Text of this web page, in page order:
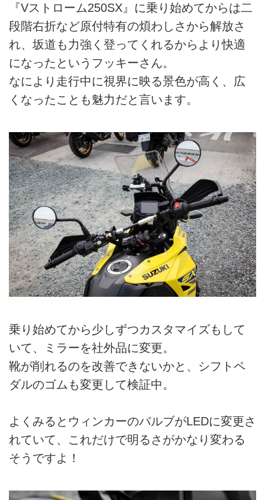
『Vストローム250SX』に乗り始めてからは二
段階右折など原付特有の煩わしさから解放さ
れ、坂道も力強く登ってくれるからより快適
になったというフッキーさん。
なにより走行中に視界に映る景色が高く、広
くなったことも魅力だと言います。
乗り始めてから少しずつカスタマイズもして
いて、ミラーを社外品に変更。
靴が削れるのを改善できないかと、シフトペ
ダルのゴムも変更して検証中。
よくみるとウィンカーのバルブがLEDに変更さ
れていて、これだけで明るさがかなり変わる
そうですよ！